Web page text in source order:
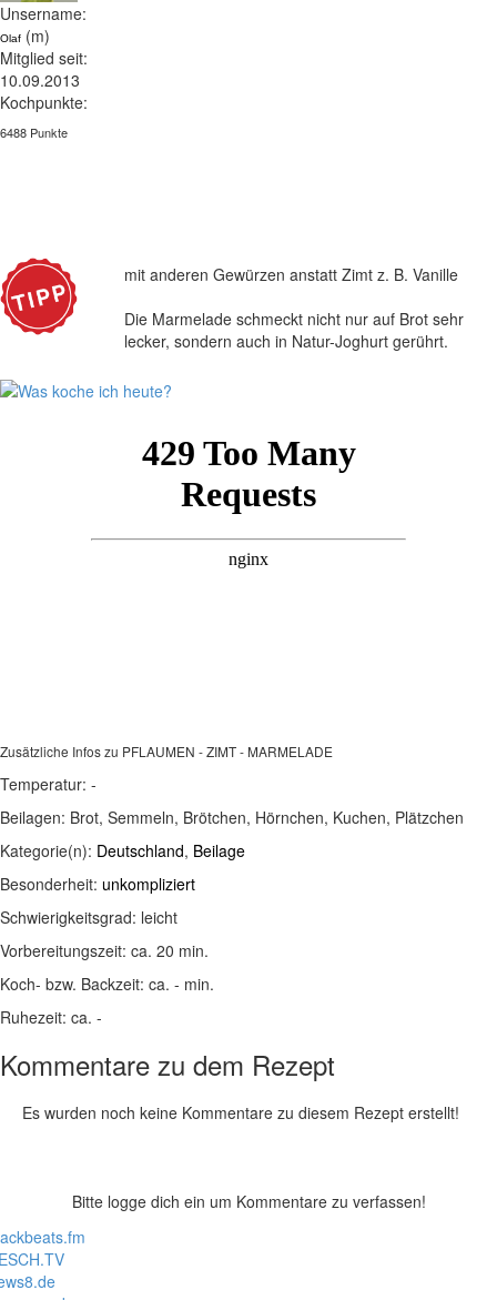
Unsername:
Olaf (m)
Mitglied seit:
10.09.2013
Kochpunkte:
6488 Punkte
mit anderen Gewürzen anstatt Zimt z. B. Vanille
Die Marmelade schmeckt nicht nur auf Brot sehr
lecker, sondern auch in Natur-Joghurt gerührt.
Zusätzliche Infos zu PFLAUMEN - ZIMT - MARMELADE
Temperatur: -
Beilagen: Brot, Semmeln, Brötchen, Hörnchen, Kuchen, Plätzchen
Kategorie(n): Deutschland, Beilage
Besonderheit: unkompliziert
Schwierigkeitsgrad: leicht
Vorbereitungszeit: ca. 20 min.
Koch- bzw. Backzeit: ca. - min.
Ruhezeit: ca. -
Kommentare zu dem Rezept
Es wurden noch keine Kommentare zu diesem Rezept erstellt!
Bitte logge dich ein um Kommentare zu verfassen!